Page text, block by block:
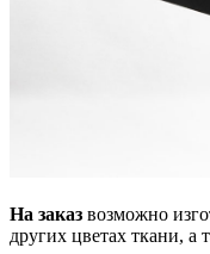
На заказ возможно
других цветах ткани, а